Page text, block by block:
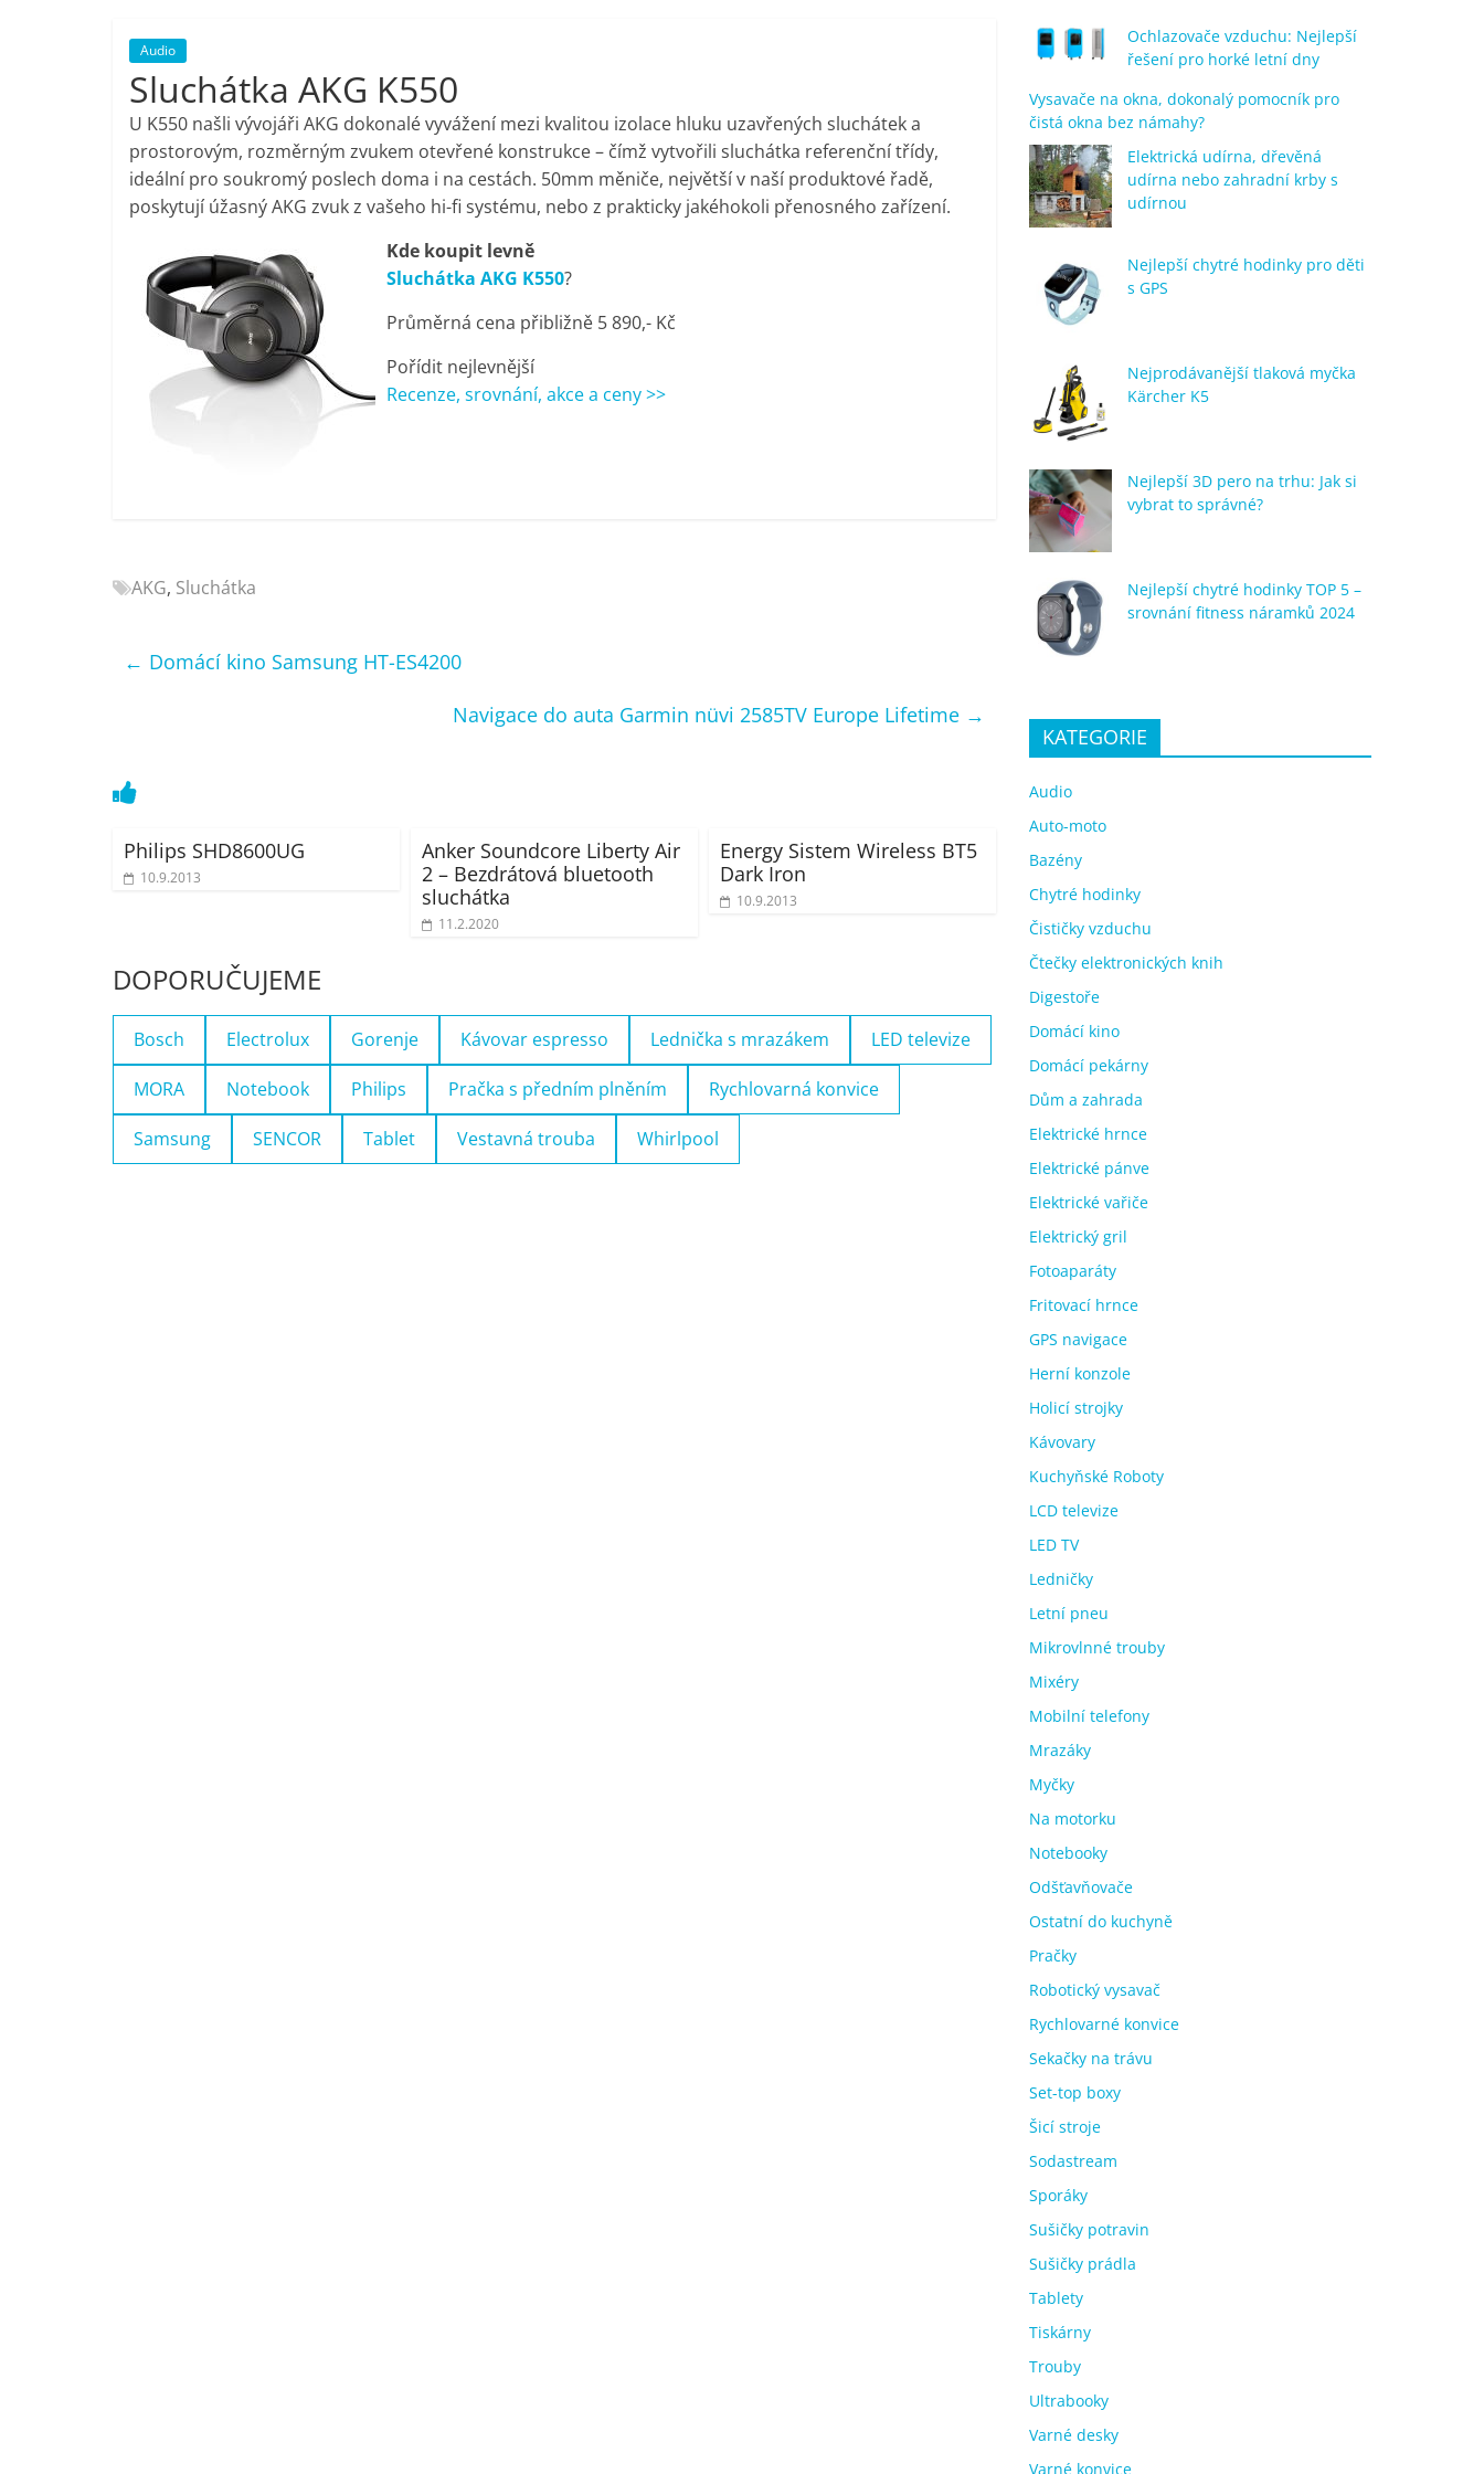
porovnání,
pračky,
televize,
notebooky,
mobilní
telefony,
kávovary,
Elektro
recenze,
pračky,
telefony,
kávovary,
bazény
Audio
Sluchátka AKG K550
U K550 našli vývojáři AKG dokonalé vyvážení mezi kvalitou izolace hluku uzavřených sluchátek a
prostorovým, rozměrným zvukem otevřené konstrukce – čímž vytvořili sluchátka referenční třídy,
ideální pro soukromý poslech doma i na cestách. 50mm měniče, největší v naší produktové řadě,
poskytují úžasný AKG zvuk z vašeho hi-fi systému, nebo z prakticky jakéhokoli přenosného zařízení.
Kde koupit levně
Sluchátka AKG K550?
Průměrná cena přibližně 5 890,- Kč
Pořídit nejlevnější
Recenze, srovnání, akce a ceny >>
AKG, Sluchátka
← Domácí kino Samsung HT-ES4200
Navigace do auta Garmin nüvi 2585TV Europe Lifetime →
Philips SHD8600UG
10.9.2013
Anker Soundcore Liberty Air
2 – Bezdrátová bluetooth
sluchátka
11.2.2020
Energy Sistem Wireless BT5
Dark Iron
10.9.2013
DOPORUČUJEME
Bosch Electrolux Gorenje Kávovar espresso Lednička s mrazákem LED televize
MORA Notebook Philips Pračka s předním plněním Rychlovarná konvice
Samsung SENCOR Tablet Vestavná trouba Whirlpool
Ochlazovače vzduchu: Nejlepší
řešení pro horké letní dny
Vysavače na okna, dokonalý pomocník pro
čistá okna bez námahy?
Elektrická udírna, dřevěná
udírna nebo zahradní krby s
udírnou
Nejlepší chytré hodinky pro děti
s GPS
Nejprodávanější tlaková myčka
Kärcher K5
Nejlepší 3D pero na trhu: Jak si
vybrat to správné?
Nejlepší chytré hodinky TOP 5 –
srovnání fitness náramků 2024
KATEGORIE
Audio
Auto-moto
Bazény
Chytré hodinky
Čističky vzduchu
Čtečky elektronických knih
Digestoře
Domácí kino
Domácí pekárny
Dům a zahrada
Elektrické hrnce
Elektrické pánve
Elektrické vařiče
Elektrický gril
Fotoaparáty
Fritovací hrnce
GPS navigace
Herní konzole
Holicí strojky
Kávovary
Kuchyňské Roboty
LCD televize
LED TV
Ledničky
Letní pneu
Mikrovlnné trouby
Mixéry
Mobilní telefony
Mrazáky
Myčky
Na motorku
Notebooky
Odšťavňovače
Ostatní do kuchyně
Pračky
Robotický vysavač
Rychlovarné konvice
Sekačky na trávu
Set-top boxy
Šicí stroje
Sodastream
Sporáky
Sušičky potravin
Sušičky prádla
Tablety
Tiskárny
Trouby
Ultrabooky
Varné desky
Varné konvice